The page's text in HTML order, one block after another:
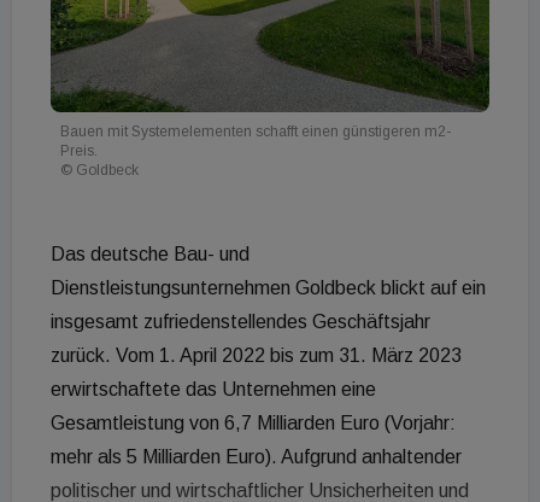
Bauen mit Systemelementen schafft einen günstigeren m2-
Preis.
© Goldbeck
Das deutsche Bau- und
Dienstleistungsunternehmen Goldbeck blickt auf ein
insgesamt zufriedenstellendes Geschäftsjahr
zurück. Vom 1. April 2022 bis zum 31. März 2023
erwirtschaftete das Unternehmen eine
Gesamtleistung von 6,7 Milliarden Euro (Vorjahr:
mehr als 5 Milliarden Euro). Aufgrund anhaltender
politischer und wirtschaftlicher Unsicherheiten und